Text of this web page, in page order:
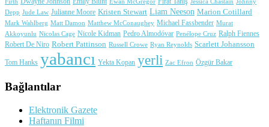
Firth
Emily Blunt Ewan McGregor Jessica Chastain Johnny
Depp Jude Law Julianne Moore Kristen Stewart Liam Neeson Marion Cotillard
Mark Wahlberg Matt Damon Matthew McConaughey Michael Fassbender Murat
Akkoyunlu Nicolas Cage Nicole Kidman Pedro Almodóvar Penélope Cruz Ralph Fiennes
Robert De Niro Robert Pattinson Russell Crowe Ryan Reynolds Scarlett Johansson
Tom Hanks yabancı Yekta Kopan yerli Zac Efron Özgür Bakar
Bağlantılar
Elektronik Gazete
Haftanın Filmi